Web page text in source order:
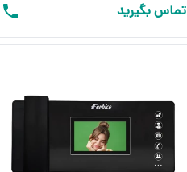
تماس بگیرید